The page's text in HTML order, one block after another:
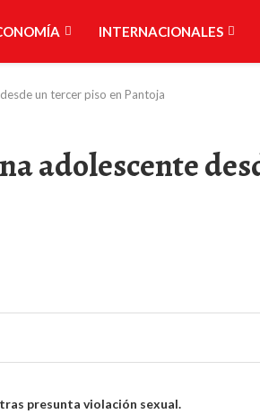
INTERNACIONALES
un tercer piso en Pantoja
adolescente
presunta violación sexual.